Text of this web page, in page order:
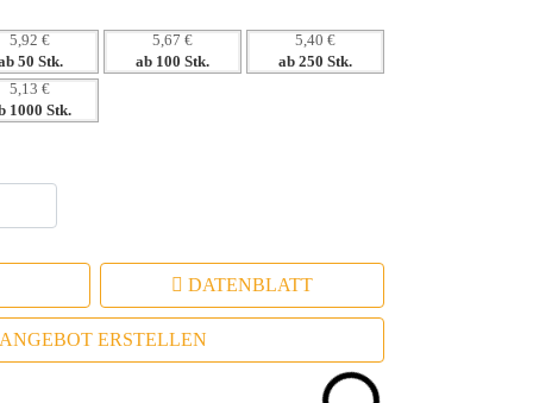
5,92 €
50 Stk.
5,67 €
ab 100 Stk.
5,40 €
ab 250 Stk.
5,13 €
1000 Stk.
DATENBLATT
ANGEBOT ERSTELLEN